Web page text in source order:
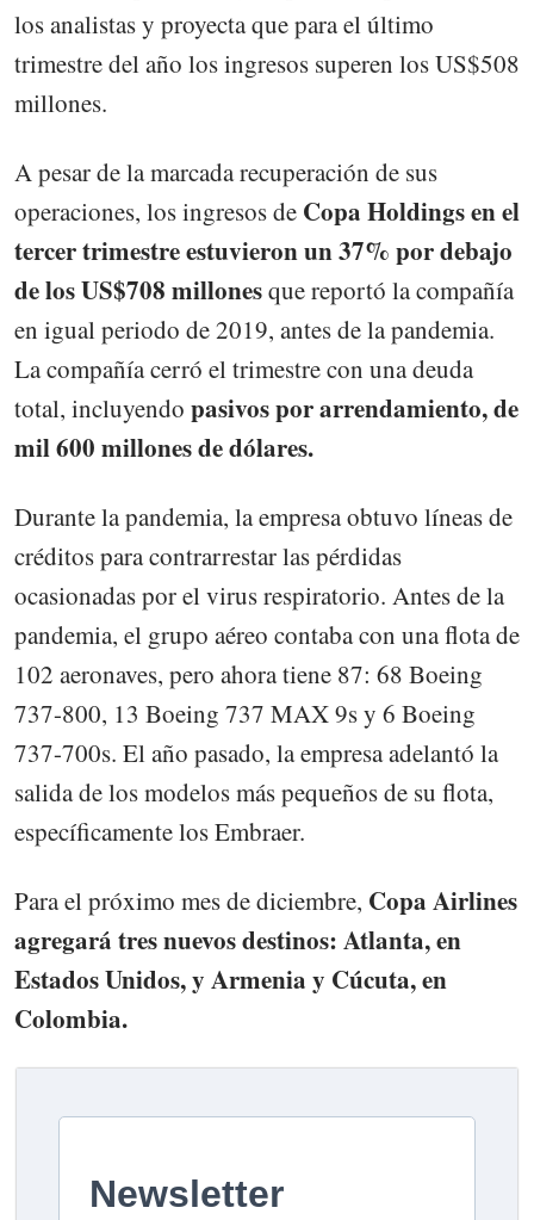
los analistas y proyecta que para el último
trimestre del año los ingresos superen los US$508
millones.
A pesar de la marcada recuperación de sus
operaciones, los ingresos de Copa Holdings en el
tercer trimestre estuvieron un 37% por debajo
de los US$708 millonesque reportó la compañía
en igual periodo de 2019, antes de la pandemia.
La compañía cerró el trimestre con una deuda
total, incluyendo pasivos por arrendamiento, de
mil 600 millones de dólares.
Durante la pandemia, la empresa obtuvo líneas de
créditos para contrarrestar las pérdidas
ocasionadas por el virus respiratorio. Antes de la
pandemia, el grupo aéreo contaba con una flota de
102 aeronaves, pero ahora tiene 87: 68 Boeing
737-800, 13 Boeing 737 MAX 9s y 6 Boeing
737-700s. El año pasado, la empresa adelantó la
salida de los modelos más pequeños de su flota,
específicamente los Embraer.
Para el próximo mes de diciembre, Copa Airlines
agregará tres nuevos destinos: Atlanta, en
Estados Unidos, y Armenia y Cúcuta, en
Colombia.